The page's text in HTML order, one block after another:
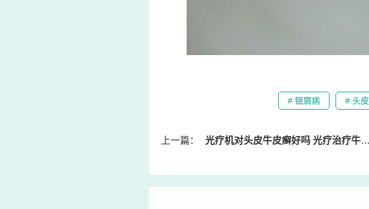
# 银屑病 # 头皮
上一篇： 光疗机对头皮牛皮癣好吗 光疗治疗牛皮癣价格